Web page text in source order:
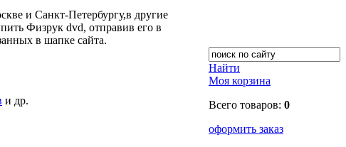
и Санкт-Петербургу,в другие
Физрук dvd, отправив его в
в шапке сайта.
и др.
Найти
Моя корзина
Всего товаров: 0
оформить заказ